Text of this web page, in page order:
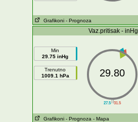
Grafikoni - Prognoza
Vaz.pritisak - inHg
Min
29.75 inHg
Trenutno
1009.1 hPa
||
27.5 31.5
29.80
Grafikoni - Prognoza - Mapa